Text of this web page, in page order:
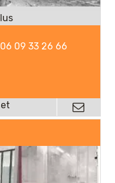
06 09 33 26 66